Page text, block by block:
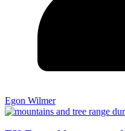
Egon Wilmer